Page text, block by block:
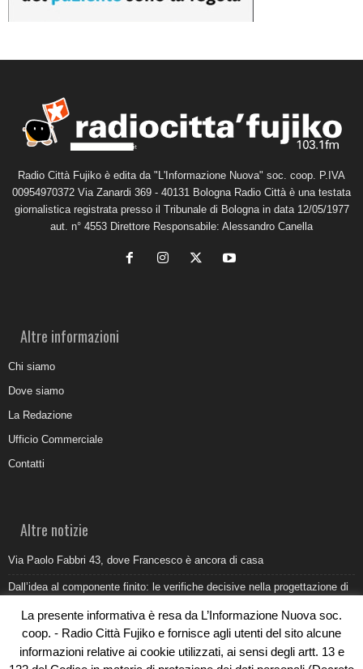
Radio Città Fujiko è edita da "L'Informazione Nuova" soc. coop. P.IVA
00954970372 Via Zanardi 369 - 40131 Bologna Radio Città è una testata
giornalistica registrata presso il Tribunale di Bologna in data 12/05/1977
aut. n° 4553 Direttore Responsabile: Alessandro Canella
Altre informazioni
Chi siamo
Dove siamo
La Redazione
Ufficio Commerciale
Contatti
Altre notizie
Via Paolo Fabbri 43, dove Francesco è ancora di casa
Dall’idea al componente finito: le verifiche decisive nella progettazione di
Belvedere Marittimo e il report ARPACAL 2026 sulla qualità del mare
Come organizzare e allestire una camera ardente per l’ultimo saluto
La presente informativa è resa da L’Informazione Nuova soc.
coop. - Radio Città Fujiko e fornisce agli utenti del sito alcune
informazioni relative ai cookie utilizzati, ai sensi degli artt. 13 e